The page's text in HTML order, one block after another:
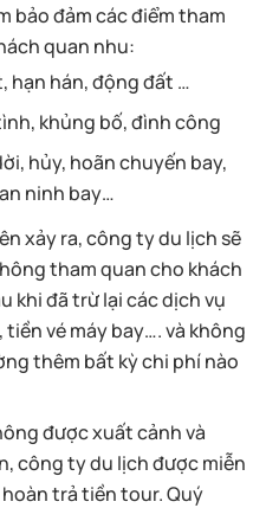
bảo đảm các điểm tham
quan nhu:
hạn hán, động đất …
khủng bố, đình công
hủy, hoãn chuyến bay,
ninh bay…
xảy ra, công ty du lịch sẽ
tham quan cho khách
khi đã trừ lại các dịch vụ
vé máy bay…. và không
thêm bất kỳ chi phí nào
được xuất cảnh và
công ty du lịch được miễn
trả tiền tour. Quý